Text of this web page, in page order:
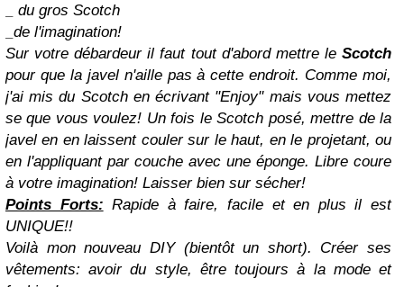
_ du gros Scotch
_de l'imagination!
Sur votre débardeur il faut tout d'abord mettre le Scotch
pour que la javel n'aille pas à cette endroit. Comme moi,
j'ai mis du Scotch en écrivant "Enjoy" mais vous mettez
se que vous voulez! Un fois le Scotch posé, mettre de la
javel en en laissent couler sur le haut, en le projetant, ou
en l'appliquant par couche avec une éponge. Libre coure
à votre imagination! Laisser bien sur sécher!
Points Forts: Rapide à faire, facile et en plus il est
UNIQUE!!
Voilà mon nouveau DIY (bientôt un short). Créer ses
vêtements: avoir du style, être toujours à la mode et